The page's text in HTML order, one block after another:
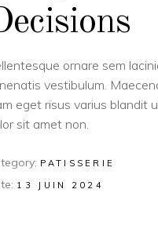
ornare sem
vestibulum.
eget risus varius blandit
sit amet non.
PATISSERIE
13 JUIN 2024